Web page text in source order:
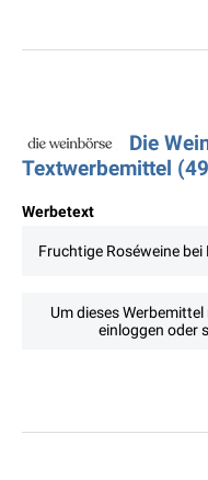
Die
Textwerbemittel
Werbetext
Fruchtige Roséweine bei
Um dieses
einloggen oder